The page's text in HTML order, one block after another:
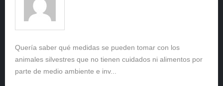
Quería saber qué medidas se pueden tomar con los
animales silvestres que no tienen cuidados ni alimentos por
parte de medio ambiente e inv...